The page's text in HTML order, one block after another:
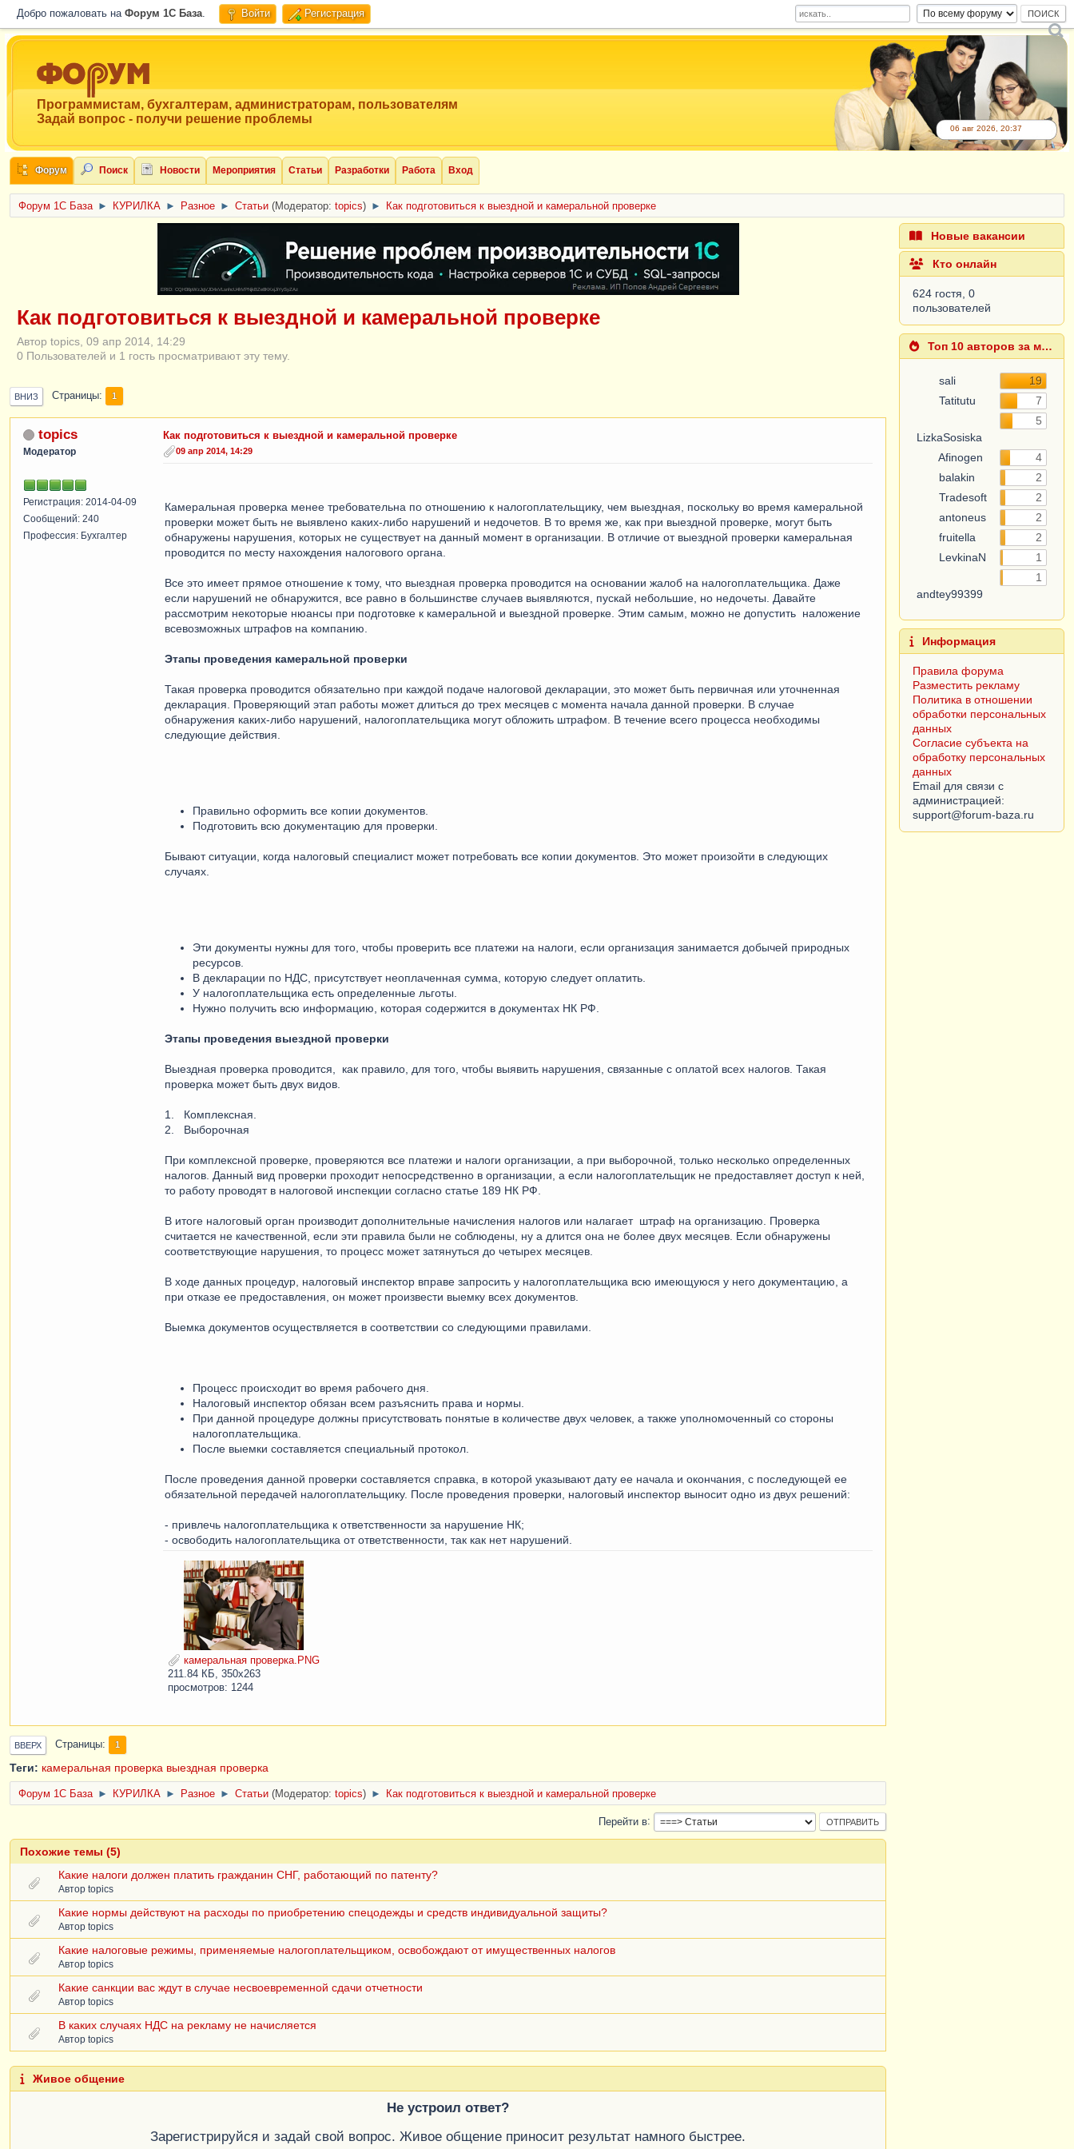
Добро пожаловать на Форум 1C База. Войти Регистрация
Программистам, бухгалтерам, администраторам, пользователям
Задай вопрос - получи решение проблемы
06 авг 2026, 20:37
Форум Поиск Новости Мероприятия Статьи Разработки Работа Вход
Форум 1C База ► КУРИЛКА ► Разное ► Статьи (Модератор: topics) ► Как подготовиться к выездной и камеральной проверке
ERID: CQH36pWzJqVJD4xVLsnhcU4hVPNjkBZe8KKxjJiYySyZAz
Как подготовиться к выездной и камеральной проверке
Автор topics, 09 апр 2014, 14:29
0 Пользователей и 1 гость просматривают эту тему.
ВНИЗ Страницы 1
topics
Модератор
Регистрация: 2014-04-09
Сообщений: 240
Профессия: Бухгалтер
Как подготовиться к выездной и камеральной проверке
09 апр 2014, 14:29
Камеральная проверка менее требовательна по отношению к налогоплательщику, чем выездная, поскольку во время камеральной
проверки может быть не выявлено каких-либо нарушений и недочетов. В то время же, как при выездной проверке, могут быть
обнаружены нарушения, которых не существует на данный момент в организации. В отличие от выездной проверки камеральная
проводится по месту нахождения налогового органа.
Все это имеет прямое отношение к тому, что выездная проверка проводится на основании жалоб на налогоплательщика. Даже
если нарушений не обнаружится, все равно в большинстве случаев выявляются, пускай небольшие, но недочеты. Давайте
рассмотрим некоторые нюансы при подготовке к камеральной и выездной проверке. Этим самым, можно не допустить наложение
всевозможных штрафов на компанию.
Этапы проведения камеральной проверки
Такая проверка проводится обязательно при каждой подаче налоговой декларации, это может быть первичная или уточненная
декларация. Проверяющий этап работы может длиться до трех месяцев с момента начала данной проверки. В случае
обнаружения каких-либо нарушений, налогоплательщика могут обложить штрафом. В течение всего процесса необходимы
следующие действия.
Правильно оформить все копии документов.
Подготовить всю документацию для проверки.
Бывают ситуации, когда налоговый специалист может потребовать все копии документов. Это может произойти в следующих
случаях.
Эти документы нужны для того, чтобы проверить все платежи на налоги, если организация занимается добычей природных
ресурсов.
В декларации по НДС, присутствует неоплаченная сумма, которую следует оплатить.
У налогоплательщика есть определенные льготы.
Нужно получить всю информацию, которая содержится в документах НК РФ.
Этапы проведения выездной проверки
Выездная проверка проводится, как правило, для того, чтобы выявить нарушения, связанные с оплатой всех налогов. Такая
проверка может быть двух видов.
1. Комплексная.
2. Выборочная
При комплексной проверке, проверяются все платежи и налоги организации, а при выборочной, только несколько определенных
налогов. Данный вид проверки проходит непосредственно в организации, а если налогоплательщик не предоставляет доступ к ней,
то работу проводят в налоговой инспекции согласно статье 189 НК РФ.
В итоге налоговый орган производит дополнительные начисления налогов или налагает штраф на организацию. Проверка
считается не качественной, если эти правила были не соблюдены, ну а длится она не более двух месяцев. Если обнаружены
соответствующие нарушения, то процесс может затянуться до четырех месяцев.
В ходе данных процедур, налоговый инспектор вправе запросить у налогоплательщика всю имеющуюся у него документацию, а
при отказе ее предоставления, он может произвести выемку всех документов.
Выемка документов осуществляется в соответствии со следующими правилами.
Процесс происходит во время рабочего дня.
Налоговый инспектор обязан всем разъяснить права и нормы.
При данной процедуре должны присутствовать понятые в количестве двух человек, а также уполномоченный со стороны
налогоплательщика.
После выемки составляется специальный протокол.
После проведения данной проверки составляется справка, в которой указывают дату ее начала и окончания, с последующей ее
обязательной передачей налогоплательщику. После проведения проверки, налоговый инспектор выносит одно из двух решений:
- привлечь налогоплательщика к ответственности за нарушение НК;
- освободить налогоплательщика от ответственности, так как нет нарушений.
камеральная проверка.PNG
211.84 КБ, 350x263
просмотров: 1244
ВВЕРХ Страницы 1
Теги: камеральная проверка выездная проверка
Форум 1C База ► КУРИЛКА ► Разное ► Статьи (Модератор: topics) ► Как подготовиться к выездной и камеральной проверке
Перейти в
Похожие темы (5)
Какие налоги должен платить гражданин СНГ, работающий по патенту?
Автор topics
Какие нормы действуют на расходы по приобретению спецодежды и средств индивидуальной защиты?
Автор topics
Какие налоговые режимы, применяемые налогоплательщиком, освобождают от имущественных налогов
Автор topics
Какие санкции вас ждут в случае несвоевременной сдачи отчетности
Автор topics
В каких случаях НДС на рекламу не начисляется
Автор topics
Живое общение
Не устроил ответ?
Зарегистрируйся и задай свой вопрос. Живое общение приносит результат намного быстрее.
Новые вакансии
Кто онлайн
624 гостя, 0
пользователей
Топ 10 авторов за месяц
sali
19
Tatitutu
7
LizkaSosiska
5
Afinogen
4
balakin
2
Tradesoft
2
antoneus
2
fruitella
2
LevkinaN
1
andtey99399
1
Информация
Правила форума
Разместить рекламу
Политика в отношении
обработки персональных
данных
Согласие субъекта на
обработку персональных
данных
Email для связи с
администрацией: